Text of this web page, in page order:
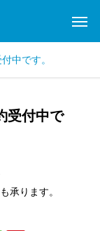
中です。
受付中で
承ります。